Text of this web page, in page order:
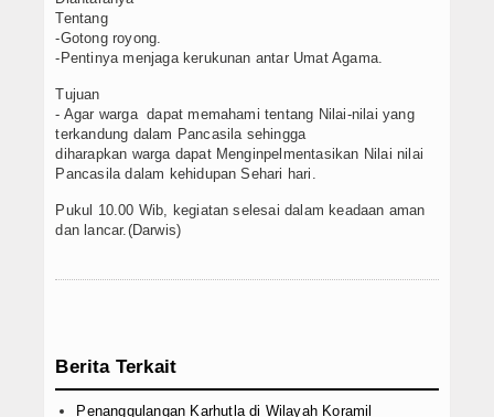
Tentang
-Gotong royong.
-Pentinya menjaga kerukunan antar Umat Agama.
Tujuan
- Agar warga dapat memahami tentang Nilai-nilai yang
terkandung dalam Pancasila sehingga
diharapkan warga dapat Menginpelmentasikan Nilai nilai
Pancasila dalam kehidupan Sehari hari.
Pukul 10.00 Wib, kegiatan selesai dalam keadaan aman
dan lancar.(Darwis)
Berita Terkait
Penanggulangan Karhutla di Wilayah Koramil